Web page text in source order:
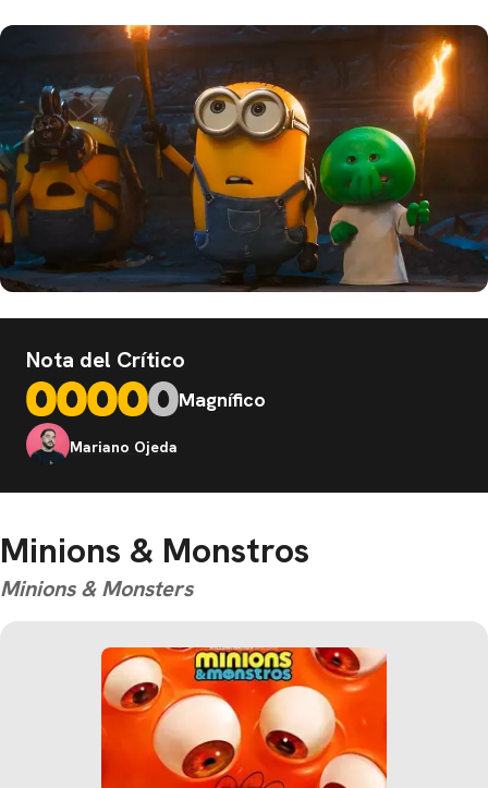
Nota del Crítico
Magnífico
Mariano Ojeda
Minions & Monstros
Minions & Monsters